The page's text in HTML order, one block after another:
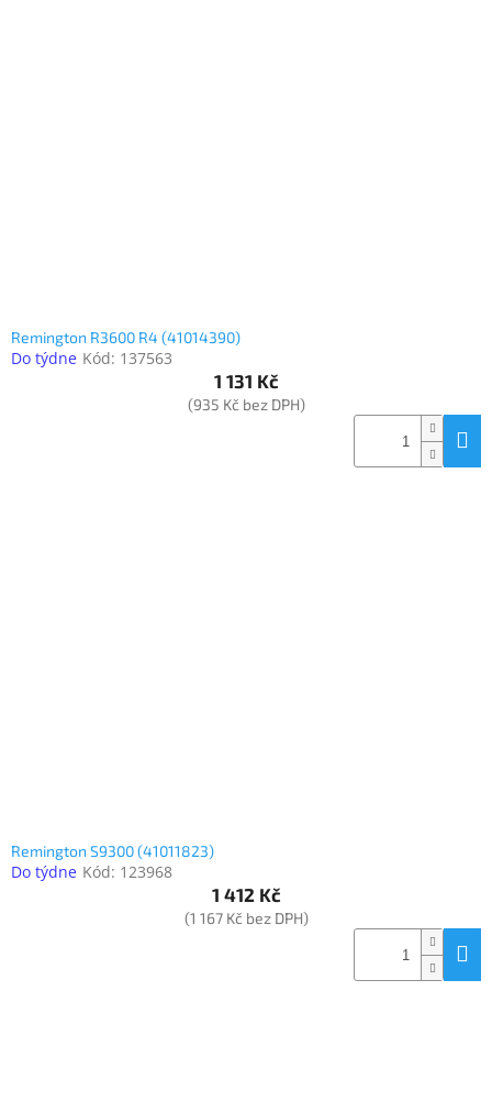
Remington R3600 R4 (41014390)
Do týdne Kód: 137563
1 131 Kč
(935 Kč bez DPH)
Remington S9300 (41011823)
Do týdne Kód: 123968
1 412 Kč
(1 167 Kč bez DPH)